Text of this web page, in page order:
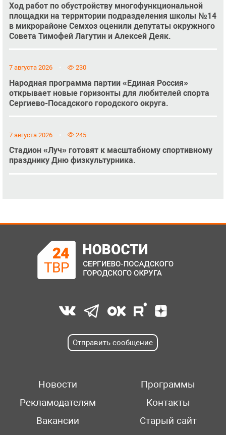
Ход работ по обустройству многофункциональной
площадки на территории подразделения школы №14
в микрорайоне Семхоз оценили депутаты окружного
Совета Тимофей Лагутин и Алексей Деяк.
7 августа 2026 230
Народная программа партии «Единая Россия»
открывает новые горизонты для любителей спорта
Сергиево-Посадского городского округа.
7 августа 2026 245
Стадион «Луч» готовят к масштабному спортивному
празднику Дню физкультурника.
Отправить сообщение
Новости
Программы
Рекламодателям
Контакты
Вакансии
Старый сайт